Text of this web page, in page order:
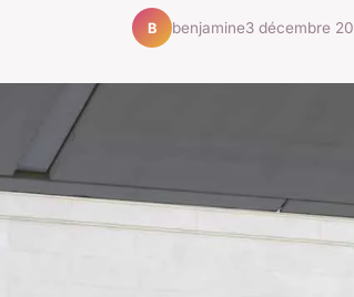
B benjamine3 décembre